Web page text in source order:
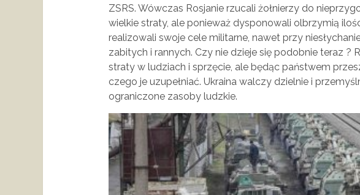
ZSRS. Wówczas Rosjanie rzucali żołnierzy do
wielkie straty, ale ponieważ dysponowali olbrzymią
realizowali swoje cele militarne, nawet przy
zabitych i rannych. Czy nie dzieje się podobnie teraz ?
straty w ludziach i sprzęcie, ale będąc państwem
czego je uzupełniać. Ukraina walczy dzielnie i
ograniczone zasoby ludzkie.